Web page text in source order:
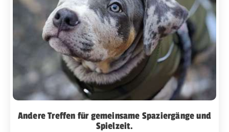
Andere Treffen für gemeinsame Spaziergänge und
Spielzeit.